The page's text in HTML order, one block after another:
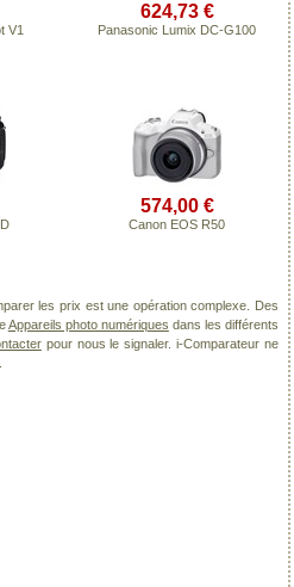
V1
624,73 €
Panasonic Lumix DC-G100
574,00 €
Canon EOS R50
les prix est une opération complexe. Des
Appareils photo numériques dans les différents
pour nous le signaler. i-Comparateur ne